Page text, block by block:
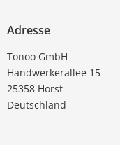
Adresse
Tonoo GmbH
Handwerkerallee 15
25358 Horst
Deutschland